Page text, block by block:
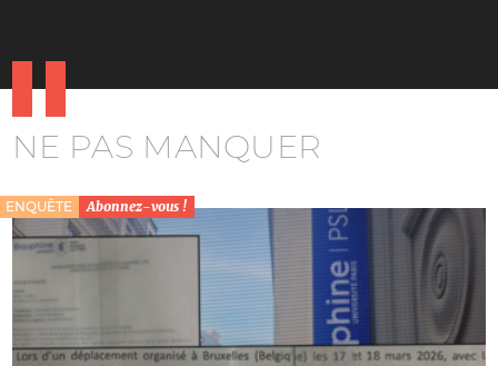
NE PAS MANQUER
ENQUÊTE Abonnez-vous !